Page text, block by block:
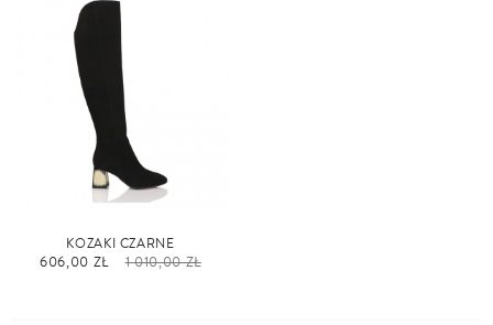
KOZAKI CZARNE
606,00 ZŁ 1 010,00 ZŁ